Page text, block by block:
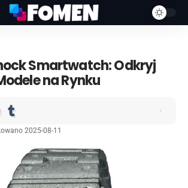
Smartwatch: Odkryj
na Rynku
2025-08-11